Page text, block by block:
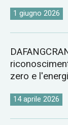
1 giugno 2026
zero e
14 aprile 2026